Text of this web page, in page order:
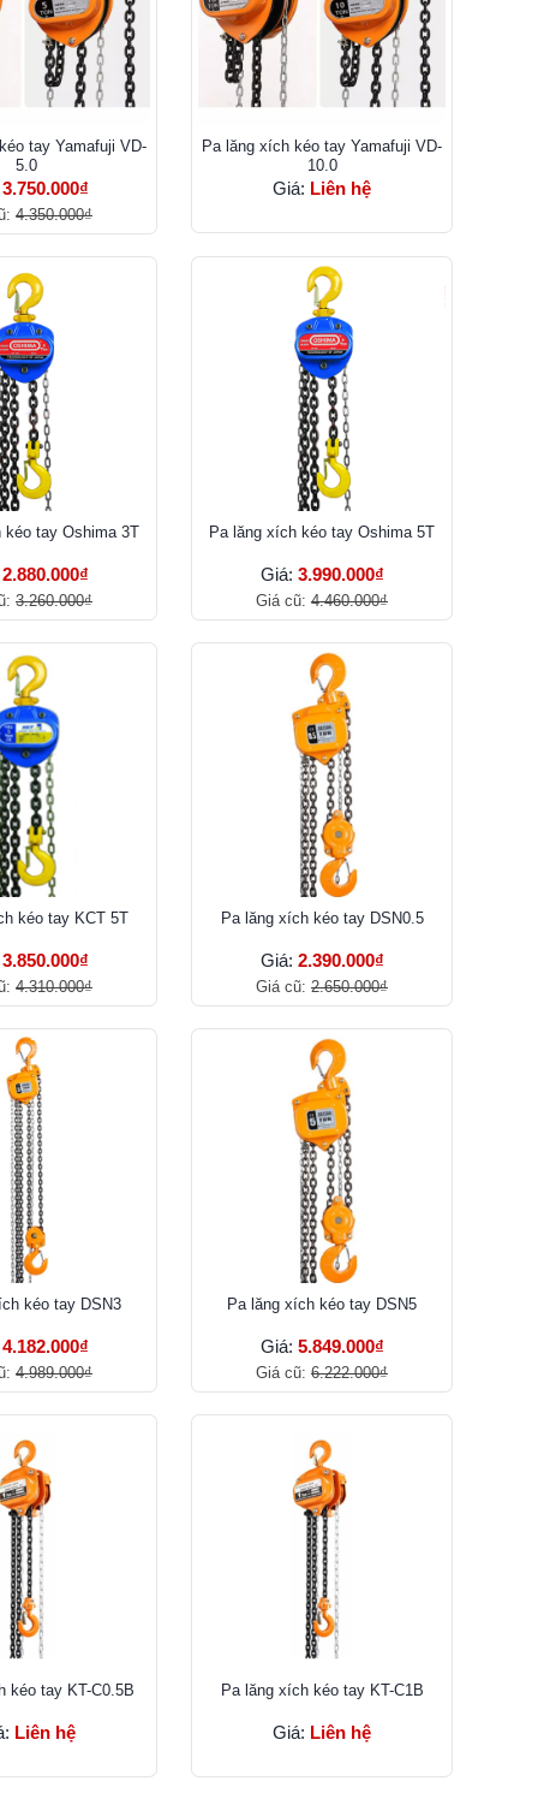
tay Yamafuji VD-
5.0
3.750.000₫
4.350.000₫
Pa lăng xích kéo tay Yamafuji VD-
10.0
Giá: Liên hệ
kéo tay Oshima 3T
2.880.000₫
3.260.000₫
Pa lăng xích kéo tay Oshima 5T
Giá: 3.990.000₫
Giá cũ: 4.460.000₫
kéo tay KCT 5T
3.850.000₫
4.310.000₫
Pa lăng xích kéo tay DSN0.5
Giá: 2.390.000₫
Giá cũ: 2.650.000₫
kéo tay DSN3
4.182.000₫
4.989.000₫
Pa lăng xích kéo tay DSN5
Giá: 5.849.000₫
Giá cũ: 6.222.000₫
kéo tay KT-C0.5B
Liên hệ
Pa lăng xích kéo tay KT-C1B
Giá: Liên hệ